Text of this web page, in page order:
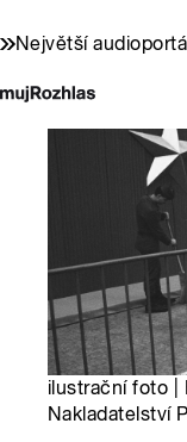
Největší
ilustrační foto |
Nakladatelství